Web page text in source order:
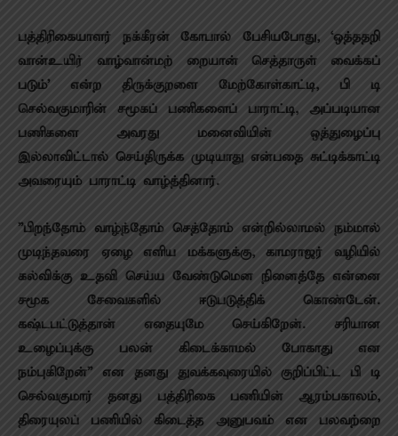
பத்திரிகையாளர் நக்கீரன் கோபால் பேசியபோது, ‘ஒத்ததறி
வான்உயிர் வாழ்வான்மற் றையான் செத்தாருள் வைக்கப்
படும்’ என்ற திருக்குறளை மேற்கோள்காட்டி, பி டி
செல்வகுமாரின் சமூகப் பணிகளைப் பாராட்டி, அப்படியான
பணிகளை அவரது மனைவியின் ஒத்துழைப்பு
இல்லாவிட்டால் செய்திருக்க முடியாது என்பதை சுட்டிக்காட்டி
அவரையும் பாராட்டி வாழ்த்தினார்.
”பிறந்தோம் வாழ்ந்தோம் செத்தோம் என்றில்லாமல் நம்மால்
முடிந்தவரை ஏழை எளிய மக்களுக்கு, காமராஜர் வழியில்
கல்விக்கு உதவி செய்ய வேண்டுமென நினைத்தே என்னை
சமூக சேவைகளில் ஈடுபடுத்திக் கொண்டேன்.
கஷ்டபட்டுத்தான் எதையுமே செய்கிறேன். சரியான
உழைப்புக்கு பலன் கிடைக்காமல் போகாது என
நம்புகிறேன்” என தனது துவக்கவுரையில் குறிப்பிட்ட பி டி
செல்வகுமார் தனது பத்திரிகை பணியின் ஆரம்பகாலம்,
திரையுலப் பணியில் கிடைத்த அனுபவம் என பலவற்றை